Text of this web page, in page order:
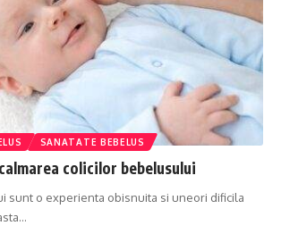
SANATATE BEBELUS
colicilor bebelusului
sunt o experienta obisnuita si uneori dificila